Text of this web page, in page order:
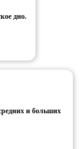
дно.
и больших